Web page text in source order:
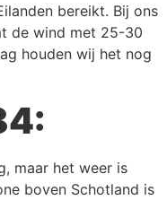
bereikt. Bij ons
de wind met 25-30
houden wij het nog
maar het weer is
boven Schotland is